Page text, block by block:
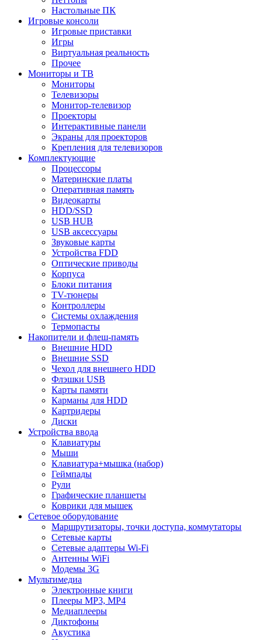
Настольные ПК
Игровые консоли
Игровые приставки
Игры
Виртуальная реальность
Прочее
Мониторы и ТВ
Мониторы
Телевизоры
Монитор-телевизор
Проекторы
Интерактивные панели
Экраны для проекторов
Крепления для телевизоров
Комплектующие
Процессоры
Материнские платы
Оперативная память
Видеокарты
HDD/SSD
USB HUB
USB аксессуары
Звуковые карты
Устройства FDD
Оптические приводы
Корпуса
Блоки питания
TV-тюнеры
Контроллеры
Системы охлаждения
Термопасты
Накопители и флеш-память
Внешние HDD
Внешние SSD
Чехол для внешнего HDD
Флэшки USB
Карты памяти
Карманы для HDD
Картридеры
Диски
Устройства ввода
Клавиатуры
Мыши
Клавиатура+мышка (набор)
Геймпады
Рули
Графические планшеты
Коврики для мышек
Сетевое оборудование
Маршрутизаторы, точки доступа, коммутаторы
Сетевые карты
Сетевые адаптеры Wi-Fi
Антенны WiFi
Модемы 3G
Мультимедиа
Электронные книги
Плееры MP3, MP4
Медиаплееры
Диктофоны
Акустика